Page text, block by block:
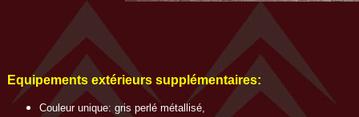
Equipements extérieurs supplémentaires:
Couleur unique: gris perlé métallisé,